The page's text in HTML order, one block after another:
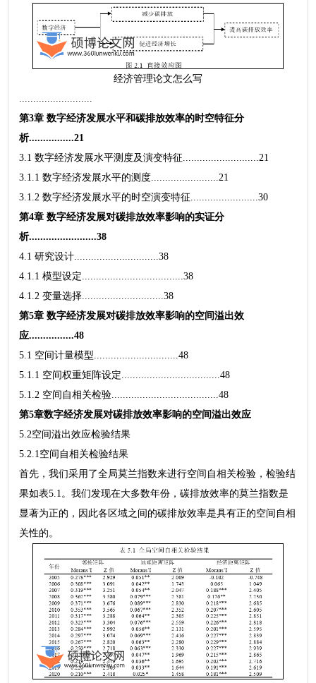
经济管理论文怎么写
第3章 数字经济发展水平和碳排放效率的时空特征分
析................21
3.1 数字经济发展水平测度及演变特征...........................21
3.1.1 数字经济发展水平的测度........................21
3.1.2 数字经济发展水平的时空演变特征........................30
第4章 数字经济发展对碳排放效率影响的实证分
析........................38
4.1 研究设计..............................38
4.1.1 模型设定....................................38
4.1.2 变量选择.............................38
第5章 数字经济发展对碳排放效率影响的空间溢出效
应................48
5.1 空间计量模型..............................48
5.1.1 空间权重矩阵设定...................................48
5.1.2 空间自相关检验......................................48
第5章数字经济发展对碳排放效率影响的空间溢出效应
5.2空间溢出效应检验结果
5.2.1空间自相关检验结果
首先，我们采用了全局莫兰指数来进行空间自相关检验，检验结
果如表5.1。我们发现在大多数年份，碳排放效率的莫兰指数是
显著为正的，因此各区域之间的碳排放效率是具有正的空间自相
关性的。